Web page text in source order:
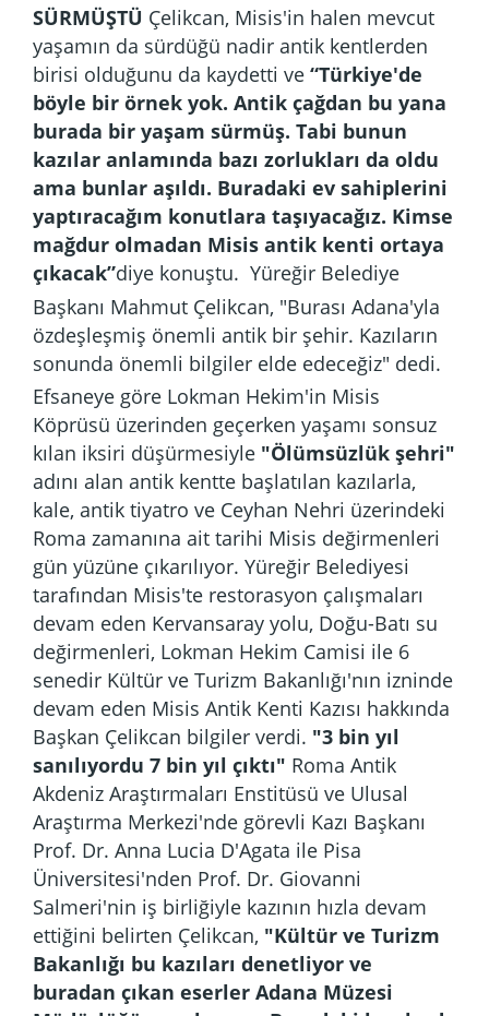
SÜRMÜŞTÜ Çelikcan, Misis'in halen mevcut
yaşamın da sürdüğü nadir antik kentlerden
birisi olduğunu da kaydetti ve “Türkiye'de
böyle bir örnek yok. Antik çağdan bu yana
burada bir yaşam sürmüş. Tabi bunun
kazılar anlamında bazı zorlukları da oldu
ama bunlar aşıldı. Buradaki ev sahiplerini
yaptıracağım konutlara taşıyacağız. Kimse
mağdur olmadan Misis antik kenti ortaya
çıkacak”diye konuştu. Yüreğir Belediye
Başkanı Mahmut Çelikcan, "Burası Adana'yla
özdeşleşmiş önemli antik bir şehir. Kazıların
sonunda önemli bilgiler elde edeceğiz" dedi.
Efsaneye göre Lokman Hekim'in Misis
Köprüsü üzerinden geçerken yaşamı sonsuz
kılan iksiri düşürmesiyle "Ölümsüzlük şehri"
adını alan antik kentte başlatılan kazılarla,
kale, antik tiyatro ve Ceyhan Nehri üzerindeki
Roma zamanına ait tarihi Misis değirmenleri
gün yüzüne çıkarılıyor. Yüreğir Belediyesi
tarafından Misis'te restorasyon çalışmaları
devam eden Kervansaray yolu, Doğu-Batı su
değirmenleri, Lokman Hekim Camisi ile 6
senedir Kültür ve Turizm Bakanlığı'nın izninde
devam eden Misis Antik Kenti Kazısı hakkında
Başkan Çelikcan bilgiler verdi. "3 bin yıl
sanılıyordu 7 bin yıl çıktı" Roma Antik
Akdeniz Araştırmaları Enstitüsü ve Ulusal
Araştırma Merkezi'nde görevli Kazı Başkanı
Prof. Dr. Anna Lucia D'Agata ile Pisa
Üniversitesi'nden Prof. Dr. Giovanni
Salmeri'nin iş birliğiyle kazının hızla devam
ettiğini belirten Çelikcan, "Kültür ve Turizm
Bakanlığı bu kazıları denetliyor ve
buradan çıkan eserler Adana Müzesi